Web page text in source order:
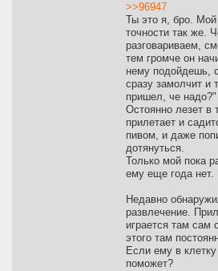
>>96947
Ты это я, бро.
точности так же.
разговариваем,
тем громче он
нему подойдешь,
сразу замолчит и
пришел, че
Остоянно лезет в
прилетает и
пивом, и даже
дотянуться.
Только мой пока
ему еще года нет.
Недавно
развлечение.
играется там сам
этого там
Если ему в
поможет?